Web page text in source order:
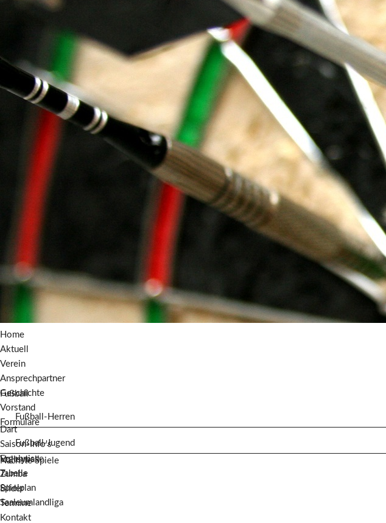
Home
Aktuell
Verein
Ansprechpartner
Geschichte
Vorstand
Formulare
Fußball
Fußball-Herren
Fußball-Jugend
Nächste Spiele
Dart
Saison-Info's
Ergebnisse
Tabelle
Spielplan
Saaleumlandliga
Volleyball
Zumba
Bilder
Termine
Kontakt